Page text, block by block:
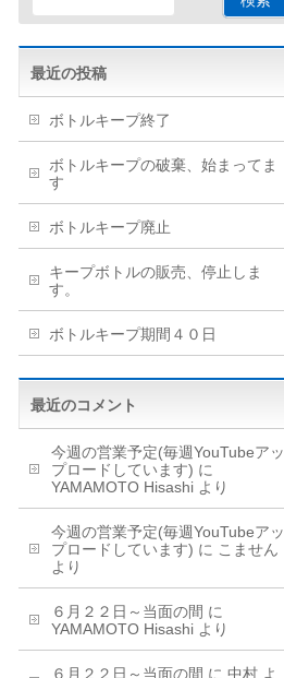
最近の投稿
ボトルキープ終了
ボトルキープの破棄、始まってま
す
ボトルキープ廃止
キープボトルの販売、停止しま
す。
ボトルキープ期間４０日
最近のコメント
今週の営業予定(毎週YouTubeアッ
プロードしています) に
YAMAMOTO Hisashi より
今週の営業予定(毎週YouTubeアッ
プロードしています) に こません
より
６月２２日～当面の間 に
YAMAMOTO Hisashi より
６月２２日～当面の間 に 中村 よ